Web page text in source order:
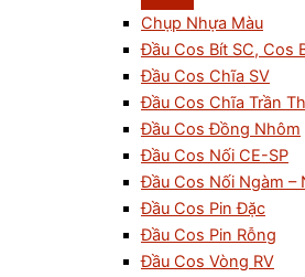
Chụp Nhựa Màu
Đầu Cos Bít SC, Cos
Đầu Cos Chĩa SV
Đầu Cos Chĩa Trần
Đầu Cos Đồng Nhôm
Đầu Cos Nối CE-SP
Đầu Cos Nối Ngàm –
Đầu Cos Pin Đặc
Đầu Cos Pin Rỗng
Đầu Cos Vòng RV